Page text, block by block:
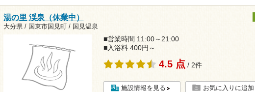
湯の里 渓泉（休業中）
大分県 / 国東市国見町 / 国見温泉
■営業時間 11:00～21:00
■入浴料 400円～
4.5 点 / 2件
施設情報を見る お気に入りに追加